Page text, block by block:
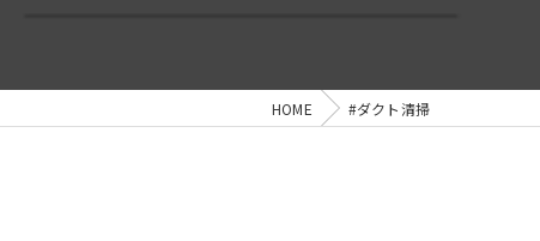
HOME #ダクト清掃